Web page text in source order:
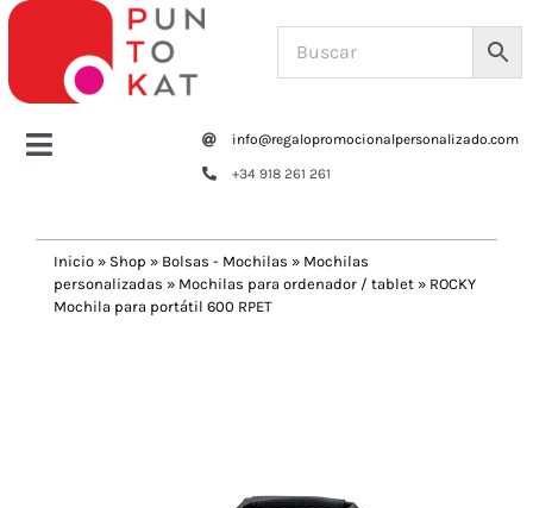
Saltar
contenido
Toggle
Tazas y botellas
info@regalopromocionalpersonalizado.com
+34 918 261 261
Inicio » Shop » Bolsas - Mochilas » Mochilas
personalizadas » Mochilas para ordenador / tablet » ROCKY
Mochila para portátil 600 RPET